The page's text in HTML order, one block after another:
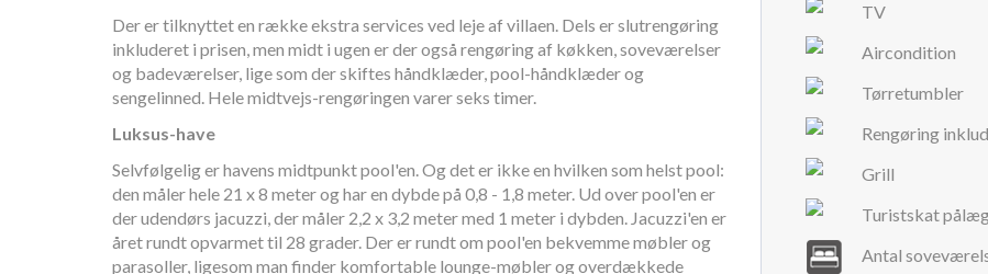
Der er tilknyttet en række ekstra services ved leje af villaen. Dels er slutrengøring
inkluderet i prisen, men midt i ugen er der også rengøring af køkken, soveværelser
og badeværelser, lige som der skiftes håndklæder, pool-håndklæder og
sengelinned. Hele midtvejs-rengøringen varer seks timer.
Luksus-have
Selvfølgelig er havens midtpunkt pool'en. Og det er ikke en hvilken som helst pool:
den måler hele 21 x 8 meter og har en dybde på 0,8 - 1,8 meter. Ud over pool'en er
der udendørs jacuzzi, der måler 2,2 x 3,2 meter med 1 meter i dybden. Jacuzzi'en er
året rundt opvarmet til 28 grader. Der er rundt om pool'en bekvemme møbler og
parasoller, ligesom man finder komfortable lounge-møbler og overdækkede
TV
Aircondition
Tørretumbler
Rengøring
Grill
Turistskat
Antal